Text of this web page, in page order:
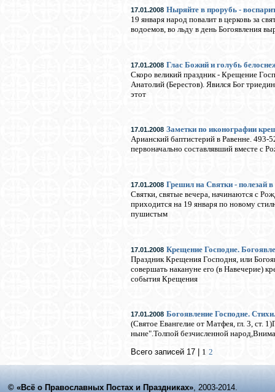
17.01.2008 Ныряйте в прорубь -
19 января народ повалит в церковь за
водоемов, во льду в день Богоявления
17.01.2008 Глас Божий и голубь
Скоро великий праздник - Крещение
Анатолий (Берестов). Явился Бог
этот
17.01.2008 Заметки по иконографии
Арианский баптистерий в Равенне. 493-
первоначально составлявший вместе с
17.01.2008 Грешил на Святки - полезай
Святки, святые вечера, начинаются с
приходится на 19 января по новому
пушистым
17.01.2008 Крещение Господне.
Праздник Крещения Господня, или
совершать накануне его (в Навечерие)
события Крещения
17.01.2008 Богоявление Господне. Стихи.
(Святое Евангелие от Матфея, гл. 3, ст.
ныне".Толпой безчисленной
Всего записей 17 | 1 2
© «Всё о Православных Постах и Праздниках», 2003-2014.